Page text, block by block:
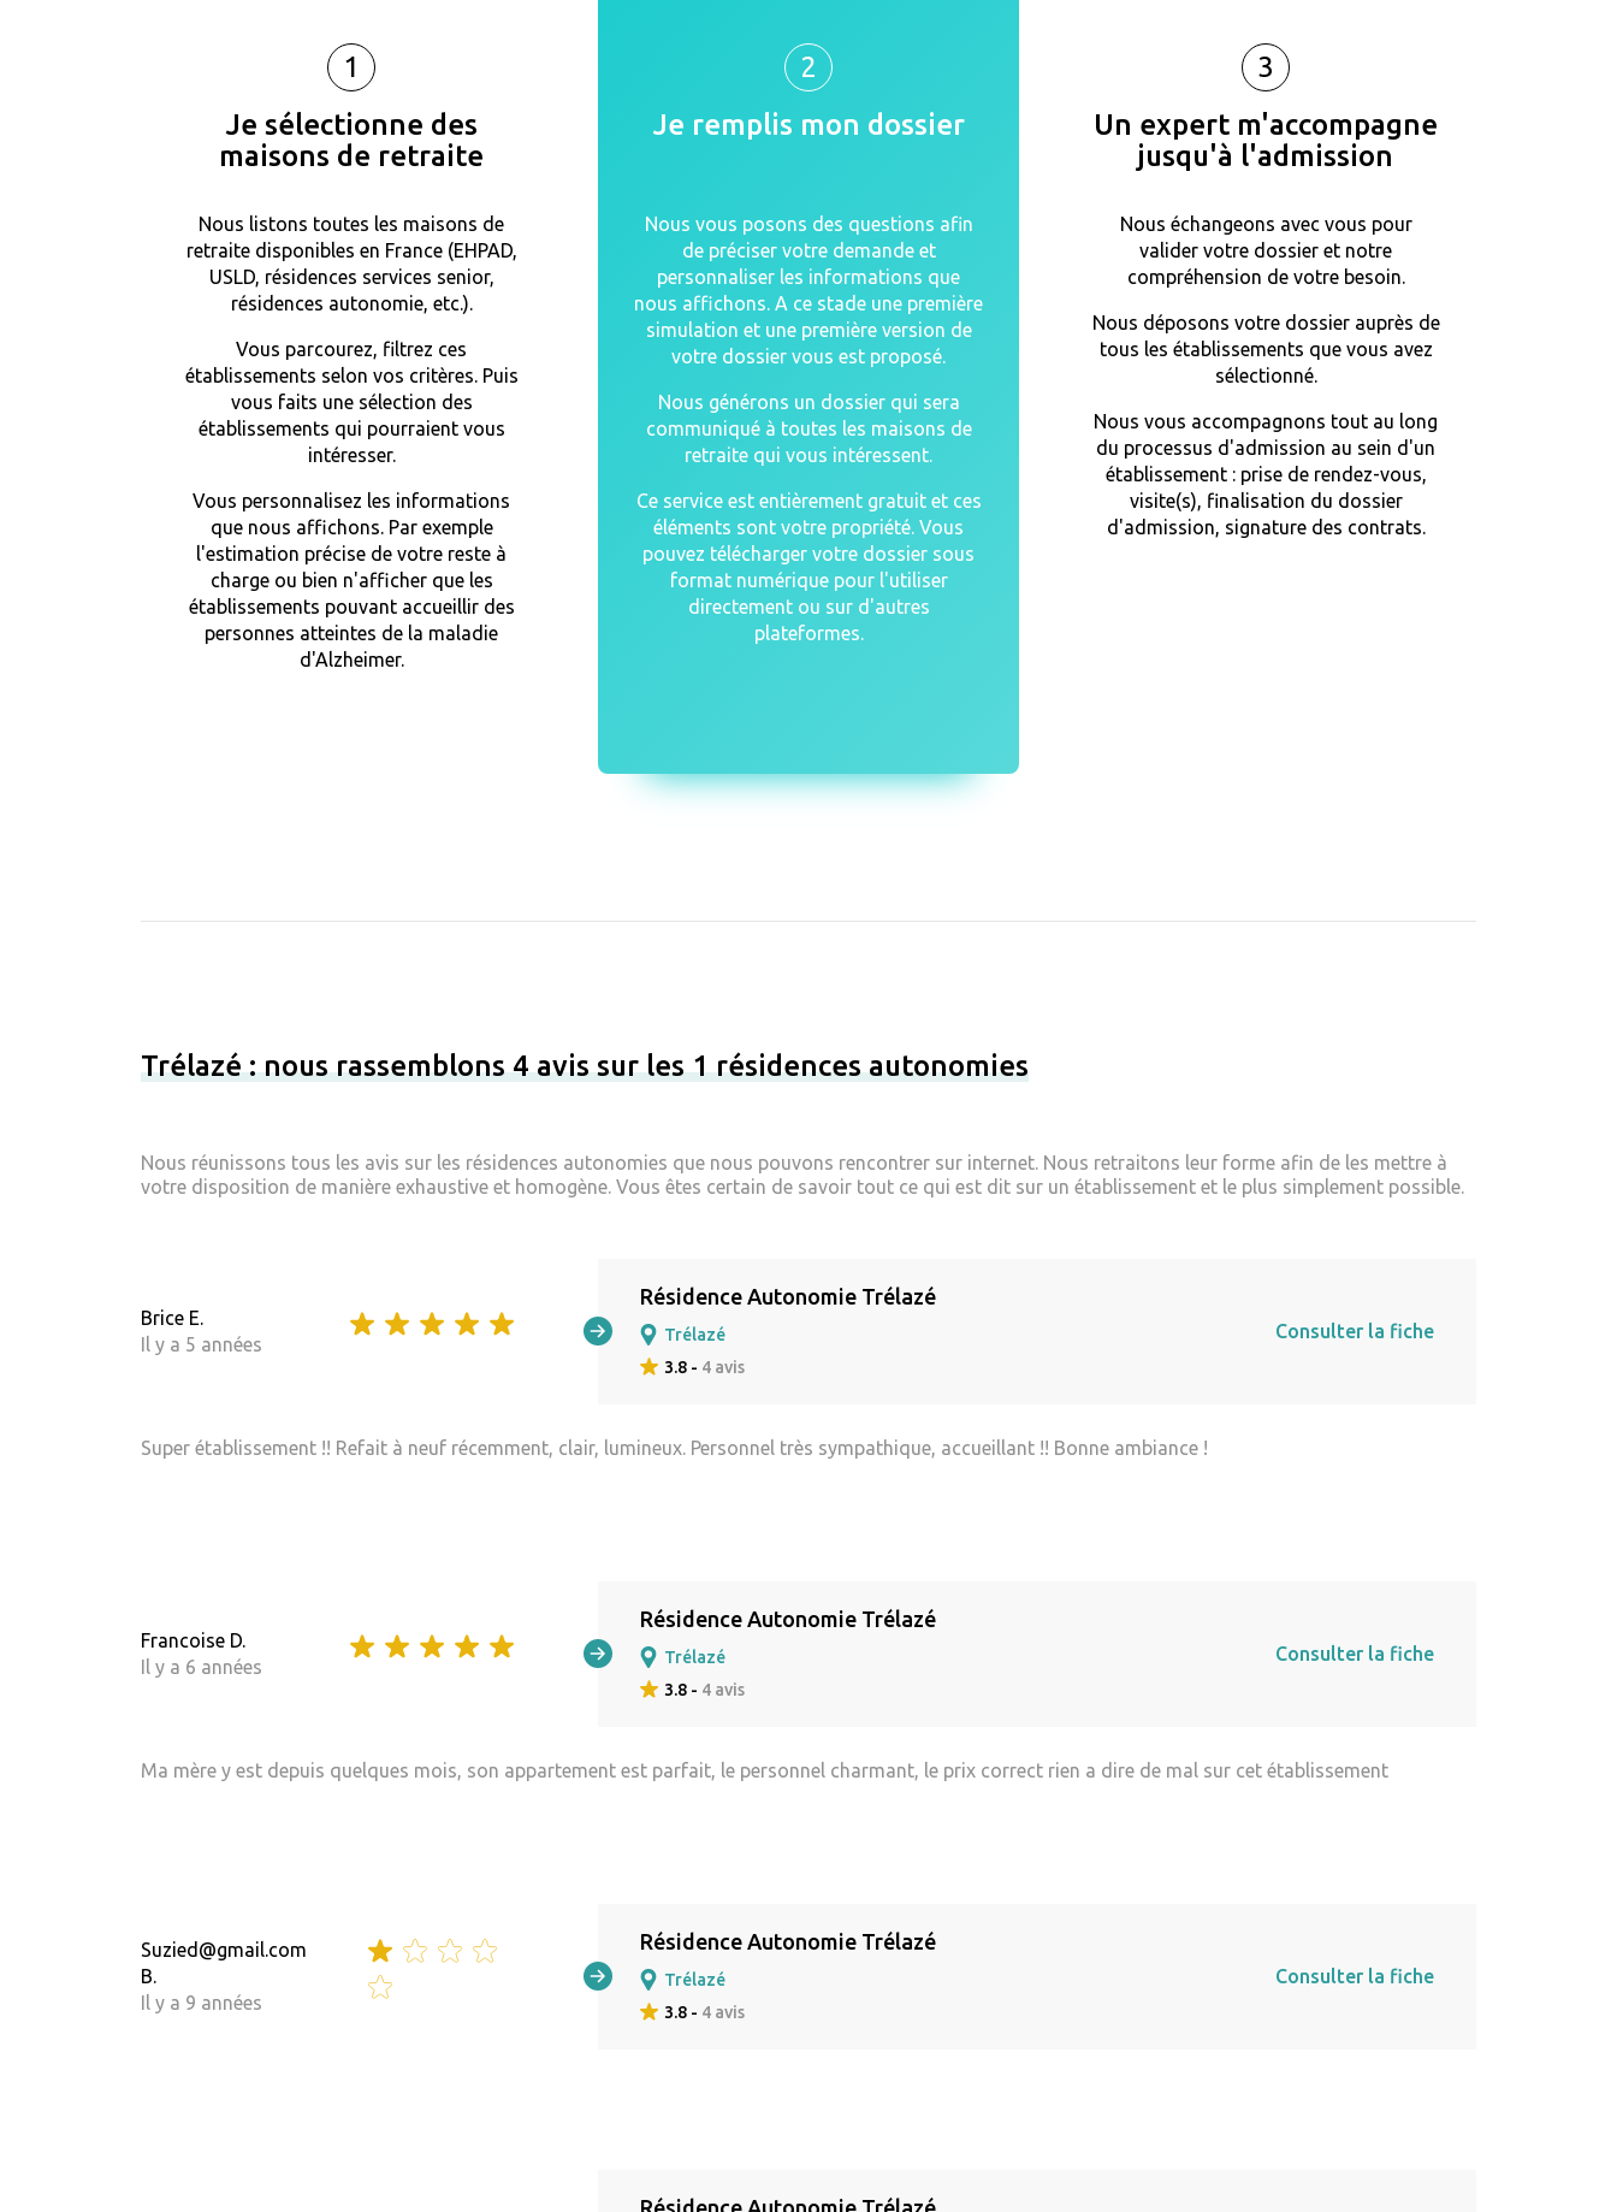
1
Je sélectionne des
maisons de retraite
Nous listons toutes les maisons de
retraite disponibles en France (EHPAD,
USLD, résidences services senior,
résidences autonomie, etc.).
Vous parcourez, filtrez ces
établissements selon vos critères. Puis
vous faits une sélection des
établissements qui pourraient vous
intéresser.
Vous personnalisez les informations
que nous affichons. Par exemple
l'estimation précise de votre reste à
charge ou bien n'afficher que les
établissements pouvant accueillir des
personnes atteintes de la maladie
d'Alzheimer.
2
Je remplis mon dossier
Nous vous posons des questions afin
de préciser votre demande et
personnaliser les informations que
nous affichons. A ce stade une première
simulation et une première version de
votre dossier vous est proposé.
Nous générons un dossier qui sera
communiqué à toutes les maisons de
retraite qui vous intéressent.
Ce service est entièrement gratuit et ces
éléments sont votre propriété. Vous
pouvez télécharger votre dossier sous
format numérique pour l'utiliser
directement ou sur d'autres
plateformes.
3
Un expert m'accompagne
jusqu'à l'admission
Nous échangeons avec vous pour
valider votre dossier et notre
compréhension de votre besoin.
Nous déposons votre dossier auprès de
tous les établissements que vous avez
sélectionné.
Nous vous accompagnons tout au long
du processus d'admission au sein d'un
établissement : prise de rendez-vous,
visite(s), finalisation du dossier
d'admission, signature des contrats.
Trélazé : nous rassemblons 4 avis sur les 1 résidences autonomies
Nous réunissons tous les avis sur les résidences autonomies que nous pouvons rencontrer sur internet. Nous retraitons leur forme afin de les mettre à
votre disposition de manière exhaustive et homogène. Vous êtes certain de savoir tout ce qui est dit sur un établissement et le plus simplement possible.
Brice E.
Il y a 5 années
Résidence Autonomie Trélazé
Trélazé
3.8 - 4 avis
Consulter la fiche
Super établissement !! Refait à neuf récemment, clair, lumineux. Personnel très sympathique, accueillant !! Bonne ambiance !
Francoise D.
Il y a 6 années
Résidence Autonomie Trélazé
Trélazé
3.8 - 4 avis
Consulter la fiche
Ma mère y est depuis quelques mois, son appartement est parfait, le personnel charmant, le prix correct rien a dire de mal sur cet établissement
Suzied@gmail.com
B.
Il y a 9 années
Résidence Autonomie Trélazé
Trélazé
3.8 - 4 avis
Consulter la fiche
Résidence Autonomie Trélazé